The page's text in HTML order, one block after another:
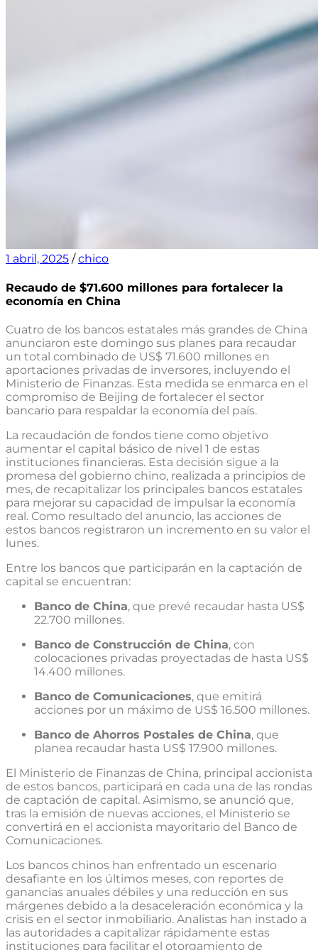
1 abril, 2025 /chico
Recaudo de $71.600 millones para fortalecer la
economía en China
Cuatro de los bancos estatales más grandes de China
anunciaron este domingo sus planes para recaudar
un total combinado de US$ 71.600 millones en
aportaciones privadas de inversores, incluyendo el
Ministerio de Finanzas. Esta medida se enmarca en el
compromiso de Beijing de fortalecer el sector
bancario para respaldar la economía del país.
La recaudación de fondos tiene como objetivo
aumentar el capital básico de nivel 1 de estas
instituciones financieras. Esta decisión sigue a la
promesa del gobierno chino, realizada a principios de
mes, de recapitalizar los principales bancos estatales
para mejorar su capacidad de impulsar la economía
real. Como resultado del anuncio, las acciones de
estos bancos registraron un incremento en su valor el
lunes.
Entre los bancos que participarán en la captación de
capital se encuentran:
Banco de China, que prevé recaudar hasta US$
22.700 millones.
Banco de Construcción de China, con
colocaciones privadas proyectadas de hasta US$
14.400 millones.
Banco de Comunicaciones, que emitirá
acciones por un máximo de US$ 16.500 millones.
Banco de Ahorros Postales de China, que
planea recaudar hasta US$ 17.900 millones.
El Ministerio de Finanzas de China, principal accionista
de estos bancos, participará en cada una de las rondas
de captación de capital. Asimismo, se anunció que,
tras la emisión de nuevas acciones, el Ministerio se
convertirá en el accionista mayoritario del Banco de
Comunicaciones.
Los bancos chinos han enfrentado un escenario
desafiante en los últimos meses, con reportes de
ganancias anuales débiles y una reducción en sus
márgenes debido a la desaceleración económica y la
crisis en el sector inmobiliario. Analistas han instado a
las autoridades a capitalizar rápidamente estas
instituciones para facilitar el otorgamiento de